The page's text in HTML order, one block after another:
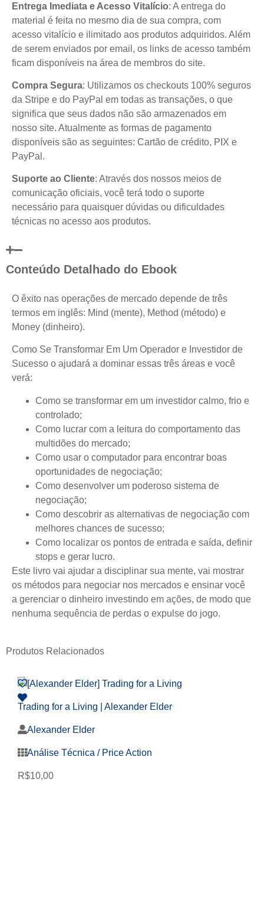
Entrega Imediata e Acesso Vitalício: A entrega do
material é feita no mesmo dia de sua compra, com
acesso vitalício e ilimitado aos produtos adquiridos. Além
de serem enviados por email, os links de acesso também
ficam disponíveis na área de membros do site.
Compra Segura: Utilizamos os checkouts 100% seguros
da Stripe e do PayPal em todas as transações, o que
significa que seus dados não são armazenados em
nosso site. Atualmente as formas de pagamento
disponíveis são as seguintes: Cartão de crédito, PIX e
PayPal.
Suporte ao Cliente: Através dos nossos meios de
comunicação oficiais, você terá todo o suporte
necessário para quaisquer dúvidas ou dificuldades
técnicas no acesso aos produtos.
Conteúdo Detalhado do Ebook
O êxito nas operações de mercado depende de três
termos em inglês: Mind (mente), Method (método) e
Money (dinheiro).
Como Se Transformar Em Um Operador e Investidor de
Sucesso o ajudará a dominar essas três áreas e você
verá:
Como se transformar em um investidor calmo, frio e
controlado;
Como lucrar com a leitura do comportamento das
multidões do mercado;
Como usar o computador para encontrar boas
oportunidades de negociação;
Como desenvolver um poderoso sistema de
negociação;
Como descobrir as alternativas de negociação com
melhores chances de sucesso;
Como localizar os pontos de entrada e saída, definir
stops e gerar lucro.
Este livro vai ajudar a disciplinar sua mente, vai mostrar
os métodos para negociar nos mercados e ensinar você
a gerenciar o dinheiro investindo em ações, de modo que
nenhuma sequência de perdas o expulse do jogo.
Produtos Relacionados
Trading for a Living | Alexander Elder
Alexander Elder
Análise Técnica / Price Action
R$10,00